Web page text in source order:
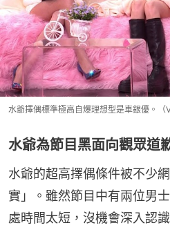
水爺擇偶標準極高自爆理想型是車銀優。（
水爺為節目黑面向觀眾道
水爺的超高擇偶條件被不少
實」。雖然節目中有兩位男
處時間太短，沒機會深入認